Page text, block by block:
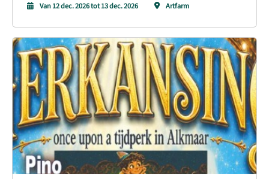
wijk 't Kruis de deuren open zetten voor bezoekers.
Dit jaar doen er meer dan 25 deelnemers mee op 6
diverse plekken zoals de Heilige Familie Parochie en
de Artfarm. Met dit jaar een heerlijke foodcourt!
Kortom redenen om te komen genieten!
Van 12 dec. 2026 tot 13 dec. 2026 Artfarm